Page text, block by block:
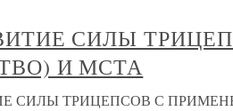
СИЛЫ
И МСТА
СИЛЫ ТРИЦЕПСОВ С